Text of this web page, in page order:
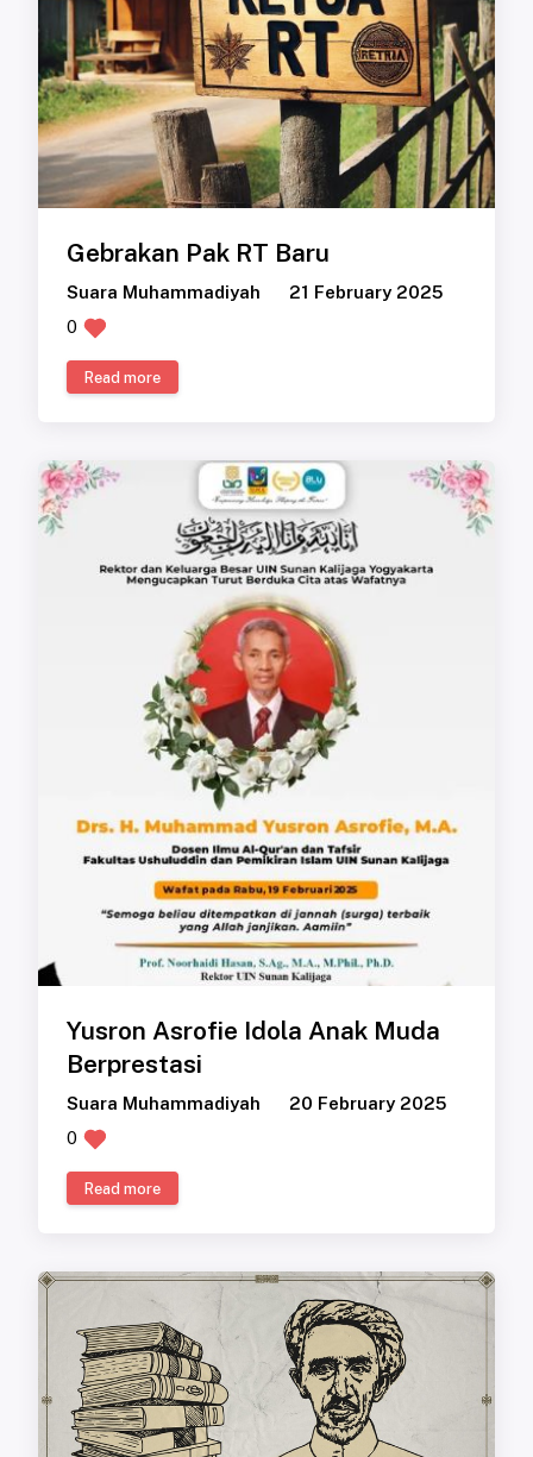
Gebrakan Pak RT Baru
Suara Muhammadiyah
21 February 2025
0
Read more
Yusron Asrofie Idola Anak Muda
Berprestasi
Suara Muhammadiyah
20 February 2025
0
Read more